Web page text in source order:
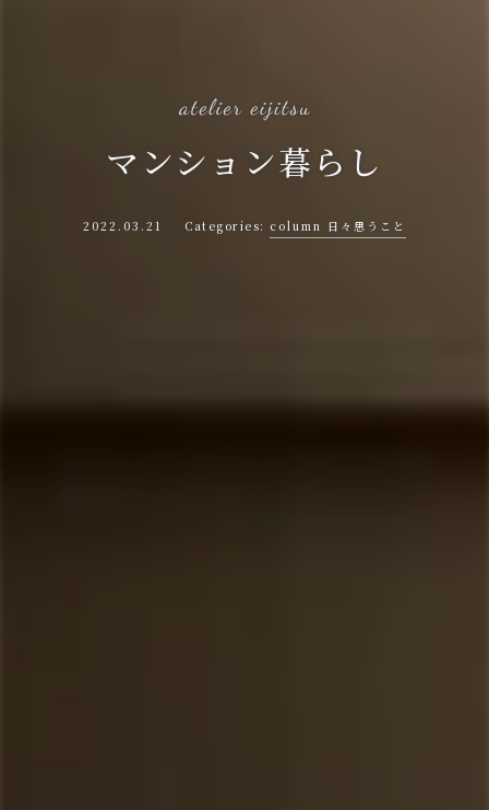
マンション暮らし
2022.03.21 column 日々思うこと